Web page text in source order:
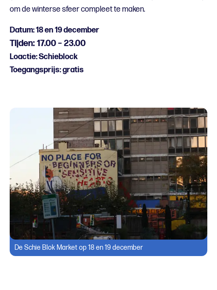
om de winterse sfeer compleet te maken.
Datum: 18 en 19 december
Tijden: 17.00 – 23.00
Loactie: Schieblock
Toegangsprijs: gratis
De Schie Blok Market op 18 en 19 december